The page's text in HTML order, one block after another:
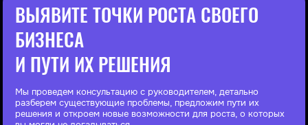
ВЫЯВИТЕ ТОЧКИ РОСТА СВОЕГО
БИЗНЕСА
И ПУТИ ИХ РЕШЕНИЯ
Мы проведем консультацию с руководителем, детально
разберем существующие проблемы, предложим пути их
решения и откроем новые возможности для роста, о которых